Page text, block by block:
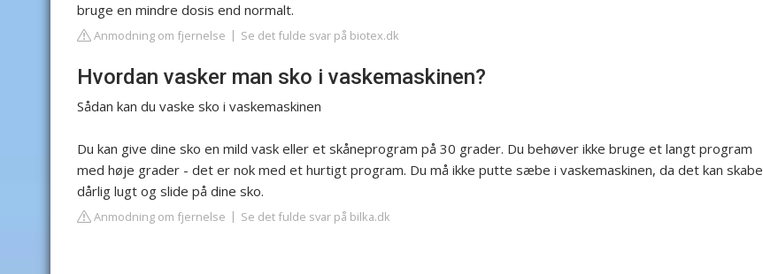
bruge en mindre dosis end normalt.
Anmodning om fjernelse Se det fulde svar på biotex.dk
Hvordan vasker man sko i vaskemaskinen?
Sådan kan du vaske sko i vaskemaskinen
Du kan give dine sko en mild vask eller et skåneprogram på 30 grader. Du behøver ikke bruge et langt program
med høje grader - det er nok med et hurtigt program. Du må ikke putte sæbe i vaskemaskinen, da det kan skabe
dårlig lugt og slide på dine sko.
Anmodning om fjernelse Se det fulde svar på bilka.dk